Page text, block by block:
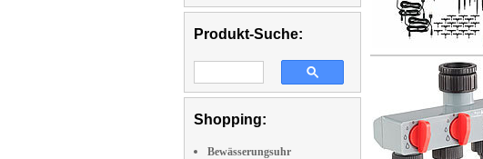
Produkt-Suche:
Shopping:
Bewässerungsuhr